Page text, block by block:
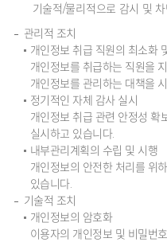
기술적/물리적으로 감시 및
관리적 조치
개인정보 취급 직원의 최소화
개인정보를 취급하는 직원을
개인정보를 관리하는 대책을
정기적인 자체 감사 실시
개인정보 취급 관련 안정성 확
실시하고 있습니다.
내부관리계획의 수립 및 시행
개인정보의 안전한 처리를 위
있습니다.
기술적 조치
개인정보의 암호화
이용자의 개인정보 및 비밀번